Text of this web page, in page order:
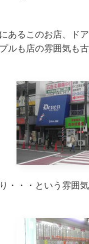
あるこのお店、ド
ルも店の雰囲気も
・・・という雰